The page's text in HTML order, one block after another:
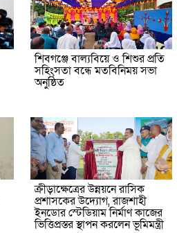
শিবগঞ্জে বাল্যবিয়ে ও শিশুর প্রতি
সহিংসতা বন্ধে মতবিনিময় সভা
অনুষ্ঠিত
ক্রীড়াক্ষেত্রের উন্নয়নে রাসিক
প্রশাসকের উদ্যোগ, রাজশাহী
ইনডোর স্টেডিয়াম নির্মাণ কাজের
ভিত্তিপ্রস্তর স্থাপন করলেন ভূমিমন্ত্রী